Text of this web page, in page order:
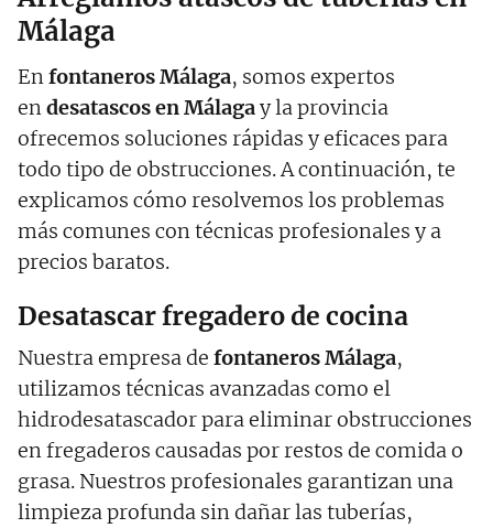
Málaga
Enfontaneros Málaga, somos expertos
endesatascos en Málagay la provincia
ofrecemos soluciones rápidas y eficaces para
todo tipo de obstrucciones. A continuación, te
explicamos cómo resolvemos los problemas
más comunes con técnicas profesionales y a
precios baratos.
Desatascar fregadero de cocina
Nuestra empresa de fontaneros Málaga,
utilizamos técnicas avanzadas como el
hidrodesatascador para eliminar obstrucciones
en fregaderos causadas por restos de comida o
grasa. Nuestros profesionales garantizan una
limpieza profunda sin dañar las tuberías,